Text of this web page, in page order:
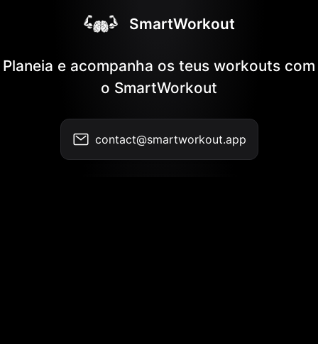
SmartWorkout
Planeia e acompanha os teus workouts com
o SmartWorkout
contact@smartworkout.app